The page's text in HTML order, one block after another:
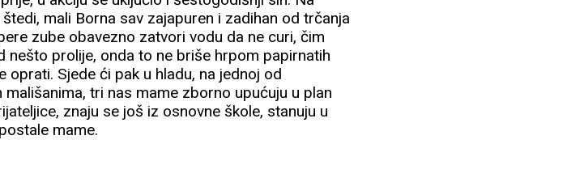
mali Borna sav zajapuren i zadihan od trčanja
zube obavezno zatvori vodu da ne curi, čim
nešto prolije, onda to ne briše hrpom papirnatih
Sjede ći pak u hladu, na jednoj od
tri nas mame zborno upućuju u plan
znaju se još iz osnovne škole, stanuju u
mame.